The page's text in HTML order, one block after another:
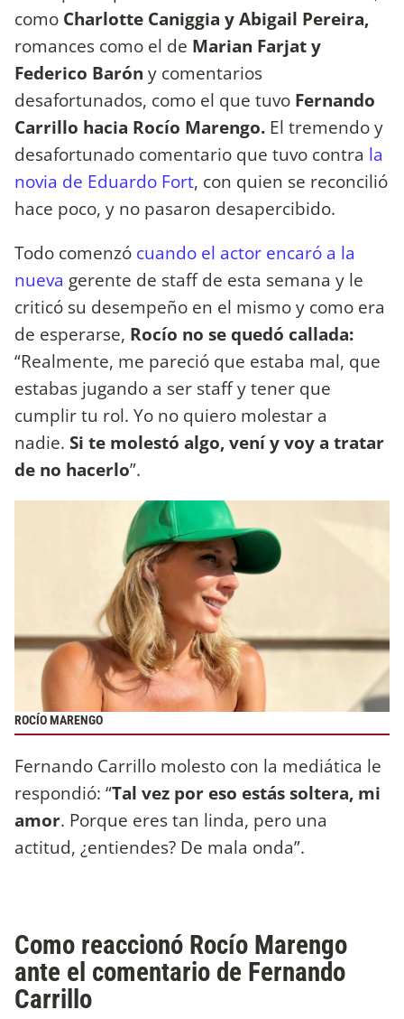
como Charlotte Caniggia y Abigail Pereira,
romances como el de Marian Farjat y
Federico Barón y comentarios
desafortunados, como el que tuvo Fernando
Carrillo hacia Rocío Marengo. El tremendo y
desafortunado comentario que tuvo contra la
novia de Eduardo Fort, con quien se reconcilió
hace poco, y no pasaron desapercibido.
Todo comenzó cuando el actor encaró a la
nueva gerente de staff de esta semana y le
criticó su desempeño en el mismo y como era
de esperarse, Rocío no se quedó callada:
“Realmente, me pareció que estaba mal, que
estabas jugando a ser staff y tener que
cumplir tu rol. Yo no quiero molestar a
nadie. Si te molestó algo, vení y voy a tratar
de no hacerlo”.
ROCÍO MARENGO
Fernando Carrillo molesto con la mediática le
respondió: “Tal vez por eso estás soltera, mi
amor. Porque eres tan linda, pero una
actitud, ¿entiendes? De mala onda”.
Como reaccionó Rocío Marengo
ante el comentario de Fernando
Carrillo